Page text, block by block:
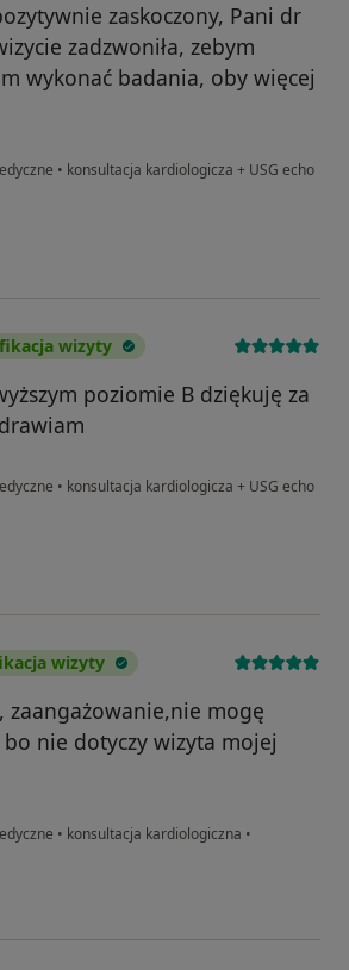
zaskoczony, Pani dr
zadzwoniła, zebym
wykonać badania, oby więcej
• konsultacja kardiologicza + USG echo
wizyty
poziomie B dziękuję za
• konsultacja kardiologicza + USG echo
wizyty
zaangażowanie,nie mogę
nie dotyczy wizyta mojej
• konsultacja kardiologiczna •